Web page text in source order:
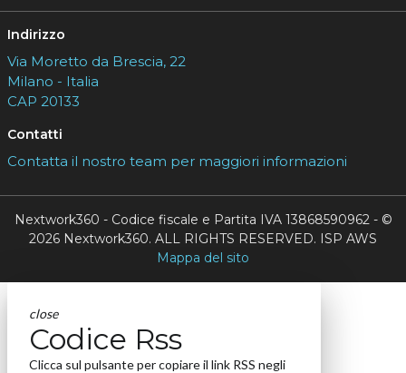
Indirizzo
Via Moretto da Brescia, 22
Milano - Italia
CAP 20133
Contatti
Contatta il nostro team per maggiori informazioni
Nextwork360 - Codice fiscale e Partita IVA 13868590962 - ©
2026 Nextwork360. ALL RIGHTS RESERVED. ISP AWS
Mappa del sito
close
Codice Rss
Clicca sul pulsante per copiare il link RSS negli